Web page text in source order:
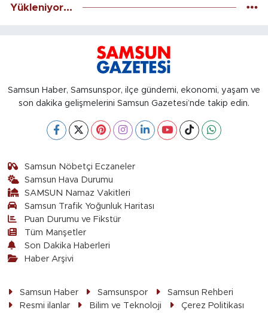
Yükleniyor...
Samsun Haber, Samsunspor, ilçe gündemi, ekonomi, yaşam ve
son dakika gelişmelerini Samsun Gazetesi’nde takip edin.
Samsun Nöbetçi Eczaneler
Samsun Hava Durumu
SAMSUN Namaz Vakitleri
Samsun Trafik Yoğunluk Haritası
Puan Durumu ve Fikstür
Tüm Manşetler
Son Dakika Haberleri
Haber Arşivi
Samsun Haber Samsunspor
Samsun Rehberi
Resmi ilanlar
Bilim ve Teknoloji Çerez Politikası